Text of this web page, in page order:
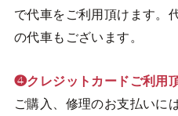
で代車をご利用頂けます。
の代車もございます。
❹クレジットカードご利用
ご購入、修理のお支払いに